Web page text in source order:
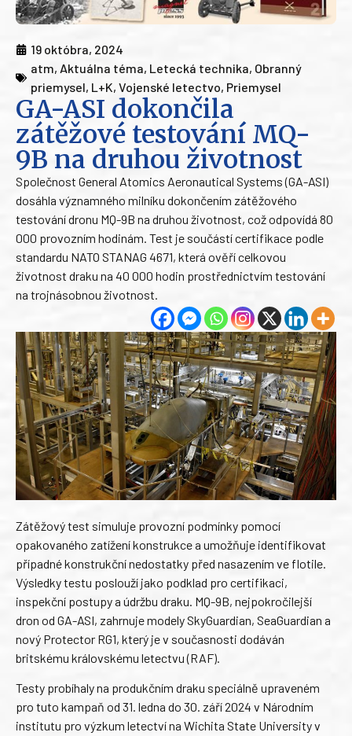
19 októbra, 2024
atm, Aktuálna téma, Letecká technika, Obranný
priemysel, L+K, Vojenské letectvo, Priemysel
GA-ASI dokončila
zátěžové testování MQ-
9B na druhou životnost
Společnost General Atomics Aeronautical Systems (GA-ASI)
dosáhla významného milníku dokončením zátěžového
testování dronu MQ-9B na druhou životnost, což odpovídá 80
000 provozním hodinám. Test je součástí certifikace podle
standardu NATO STANAG 4671, která ověří celkovou
životnost draku na 40 000 hodin prostřednictvím testování
na trojnásobnou životnost.
Zátěžový test simuluje provozní podmínky pomocí
opakovaného zatížení konstrukce a umožňuje identifikovat
případné konstrukční nedostatky před nasazením ve flotile.
Výsledky testu poslouží jako podklad pro certifikaci,
inspekční postupy a údržbu draku. MQ-9B, nejpokročilejší
dron od GA-ASI, zahrnuje modely SkyGuardian, SeaGuardian a
nový Protector RG1, který je v současnosti dodáván
britskému královskému letectvu (RAF).
Testy probíhaly na produkčním draku speciálně upraveném
pro tuto kampaň od 31. ledna do 30. září 2024 v Národním
institutu pro výzkum letectví na Wichita State University v